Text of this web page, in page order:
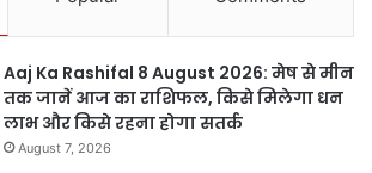
Aaj Ka Rashifal 8 August 2026: मेष से मीन
तक जानें आज का राशिफल, किसे मिलेगा धन
लाभ और किसे रहना होगा सतर्क
August 7, 2026